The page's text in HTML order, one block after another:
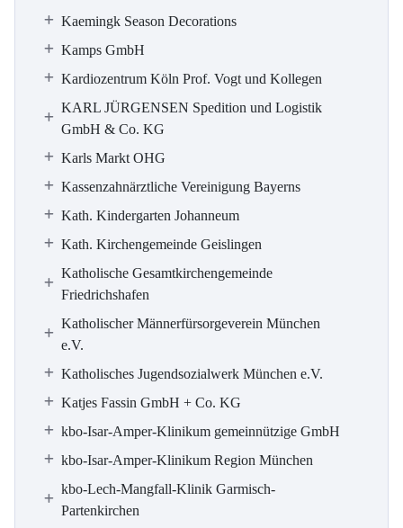
Kaemingk Season Decorations
Kamps GmbH
Kardiozentrum Köln Prof. Vogt und Kollegen
KARL JÜRGENSEN Spedition und Logistik
GmbH & Co. KG
Karls Markt OHG
Kassenzahnärztliche Vereinigung Bayerns
Kath. Kindergarten Johanneum
Kath. Kirchengemeinde Geislingen
Katholische Gesamtkirchengemeinde
Friedrichshafen
Katholischer Männerfürsorgeverein München
e.V.
Katholisches Jugendsozialwerk München e.V.
Katjes Fassin GmbH + Co. KG
kbo-Isar-Amper-Klinikum gemeinnützige GmbH
kbo-Isar-Amper-Klinikum Region München
kbo-Lech-Mangfall-Klinik Garmisch-
Partenkirchen